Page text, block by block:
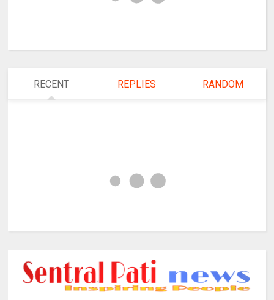
RECENT REPLIES RANDOM